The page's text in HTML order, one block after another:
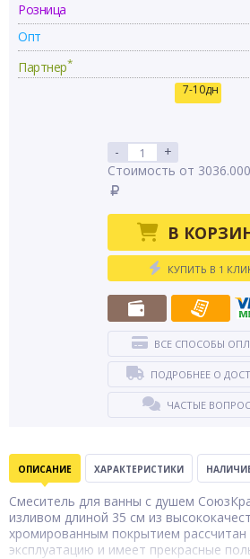
Розница
Опт
Партнер*
7-10дн
-
+
Стоимость от
В
КУПИТЬ В 1
ВСЕ СПОСОБЫ
ПОДРОБНЕЕ О
ЧАСТЫЕ
ОПИСАНИЕ ХАРАКТЕРИСТИКИ
Смеситель для ванны с душем
изливом длиной 35 см из
хромированным покрытием рассчитан
эксплуатацию и имеет прекрасные